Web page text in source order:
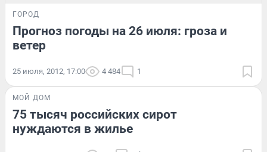
ГОРОД
Прогноз погоды на 26 июля: гроза и
ветер
25 июля, 2012, 17:00 4 484 1
МОЙ ДОМ
75 тысяч российских сирот
нуждаются в жилье